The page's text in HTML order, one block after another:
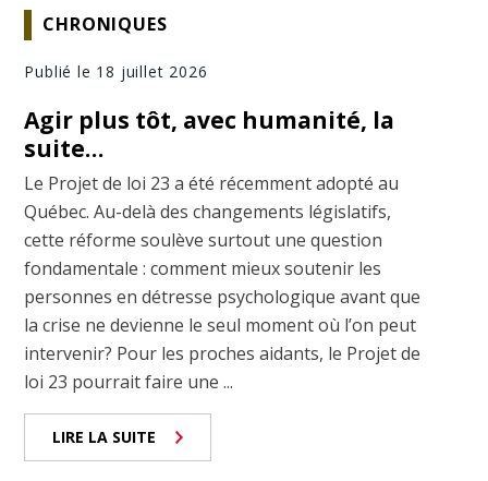
CHRONIQUES
Publié le 18 juillet 2026
Agir plus tôt, avec humanité, la
suite…
Le Projet de loi 23 a été récemment adopté au
Québec. Au-delà des changements législatifs,
cette réforme soulève surtout une question
fondamentale : comment mieux soutenir les
personnes en détresse psychologique avant que
la crise ne devienne le seul moment où l’on peut
intervenir? Pour les proches aidants, le Projet de
loi 23 pourrait faire une ...
LIRE LA SUITE